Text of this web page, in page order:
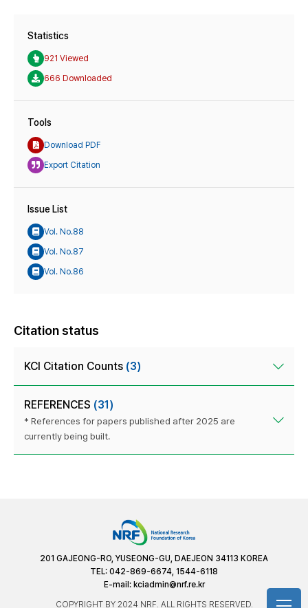
Statistics
921 Viewed
666 Downloaded
Tools
Download PDF
Export Citation
Issue List
Vol. No.88
Vol. No.87
Vol. No.86
Citation status
KCI Citation Counts (3)
REFERENCES (31)
* References for papers published after 2025 are
currently being built.
201 GAJEONG-RO, YUSEONG-GU, DAEJEON 34113 KOREA
TEL: 042-869-6674, 1544-6118
E-mail: kciadmin@nrf.re.kr
COPYRIGHT BY 2024 NRF. ALL RIGHTS RESERVED.